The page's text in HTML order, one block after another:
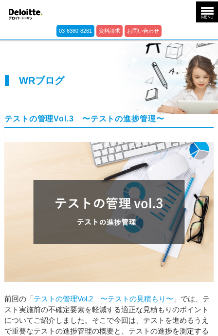
03-6380-8261 資料請求 お問い合わせ
WRブログ
テストの管理Vol.3 〜テストの進捗管理〜
前回の「テストの管理Vol.2 〜テストの見積もり〜 」では、テ
スト実施前の不確定要素を軽減する適正な見積もりのポイント
についてご紹介しました。そこで今回は、テストを進めるうえ
で重要なテストの進捗管理の概要と、テストの進捗を測定する